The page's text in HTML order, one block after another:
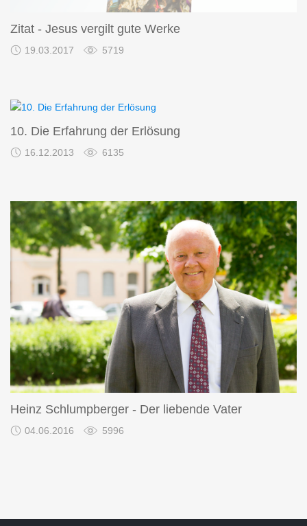
Zitat - Jesus vergilt gute Werke
19.03.2017 5719
10. Die Erfahrung der Erlösung
16.12.2013 6135
Heinz Schlumpberger - Der liebende Vater
04.06.2016 5996